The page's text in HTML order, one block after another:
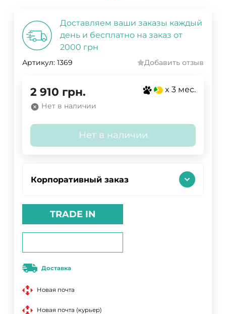
Доставляем ваши заказы каждый
день и бесплатно на заказ от
2000 грн
Артикул: 1369 Добавить отзыв
2 910 грн. x 3 мес.
Нет в наличии
Нет в наличии
Корпоративный заказ
TRADE IN
Доставка
Новая почта
Новая почта (курьер)